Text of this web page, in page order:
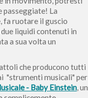
passeggiate! La
fa ruotare il guscio
liquidi contenuti in
a sua volta un
che producono tutti
"strumenti musicali" per
- Baby Einstein, un